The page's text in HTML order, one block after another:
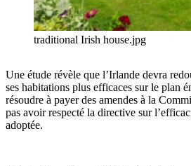
traditional Irish house.jpg
Une étude révèle que l’Irlande devra
ses habitations plus efficaces sur le plan
résoudre à payer des amendes à la
pas avoir respecté la directive sur
adoptée.